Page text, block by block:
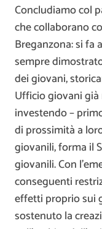
Concludiamo col
che collaborano
Breganzona: si fa
sempre
dei giovani,
Ufficio giovani già
investendo –
di prossimità a
giovanili, forma il
giovanili. Con
conseguenti
effetti proprio sui
sostenuto la